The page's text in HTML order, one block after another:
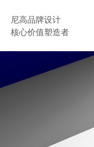
尼高品牌设计
核心价值塑造者
尼高品牌设计
核心价值塑造者